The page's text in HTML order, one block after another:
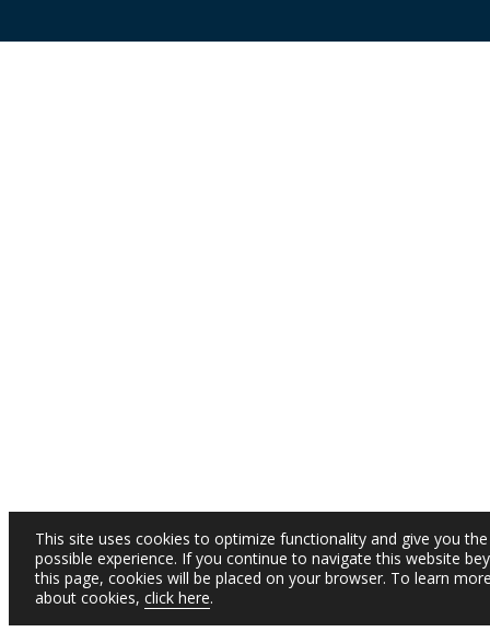
This site uses cookies to optimize functionality and give you
possible experience. If you continue to navigate this website
this page, cookies will be placed on your browser. To learn
about cookies, click here.